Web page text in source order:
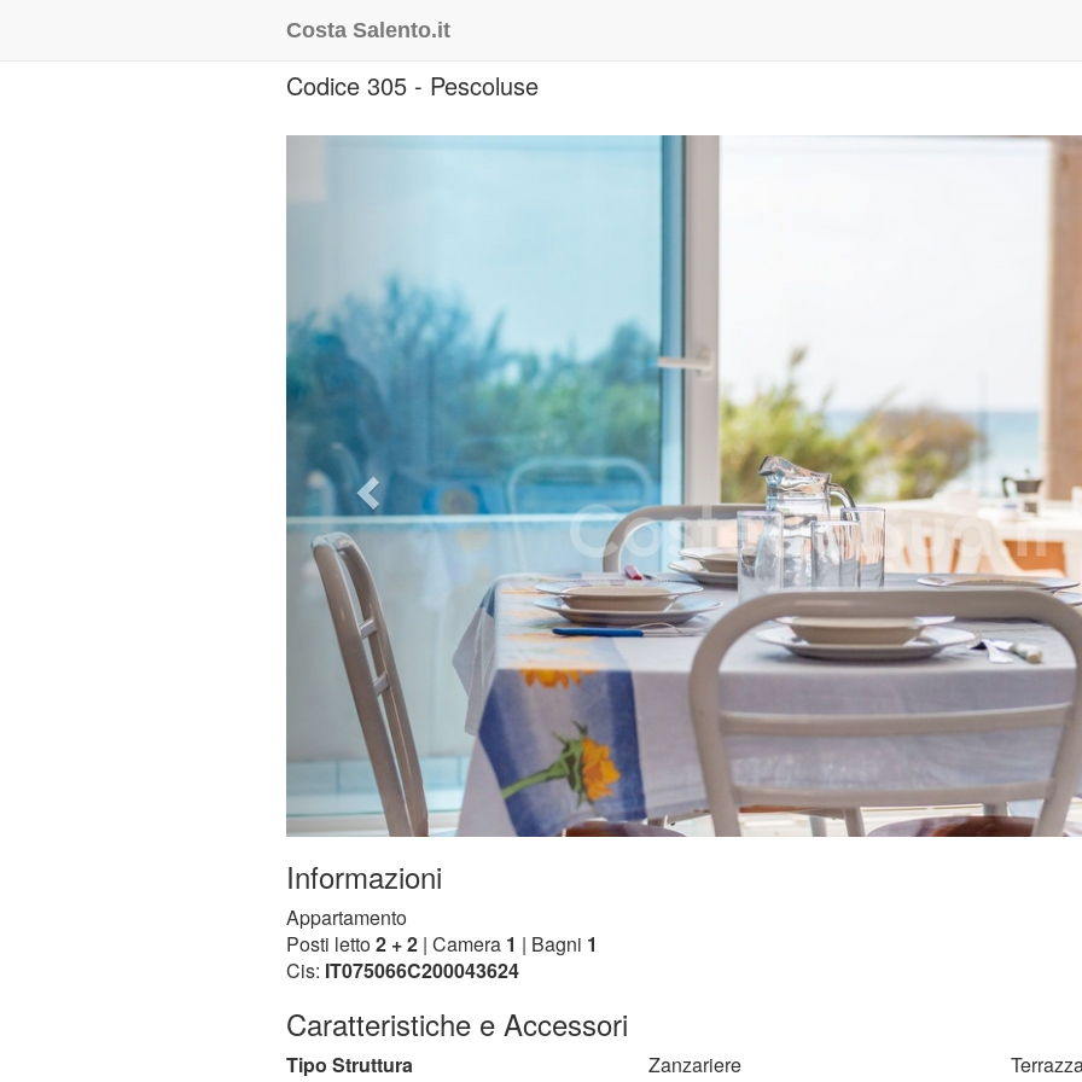
Costa Salento.it
Codice 305 - Pescoluse
Informazioni
Appartamento
Posti letto2 + 2 | Camera 1 | Bagni 1
Cis: IT075066C200043624
Caratteristiche e Accessori
Tipo Struttura
Zanzariere